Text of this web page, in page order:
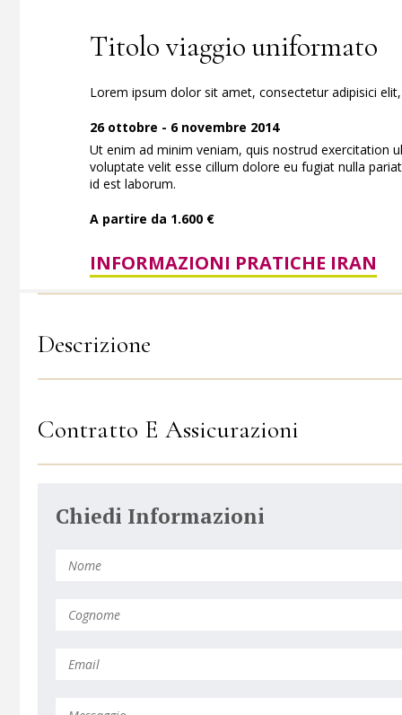
Titolo viaggio uniformato
Lorem ipsum dolor sit amet, consectetur adipisici
26 ottobre - 6 novembre 2014
Ut enim ad minim veniam, quis nostrud exercitation
voluptate velit esse cillum dolore eu fugiat nulla
id est laborum.
A partire da 1.600 €
INFORMAZIONI PRATICHE IRAN
Descrizione
Contratto E Assicurazioni
Chiedi Informazioni